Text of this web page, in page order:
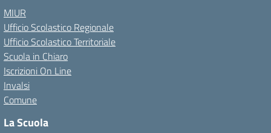
MIUR
Ufficio Scolastico Regionale
Ufficio Scolastico Territoriale
Scuola in Chiaro
Iscrizioni On Line
Invalsi
Comune
La Scuola